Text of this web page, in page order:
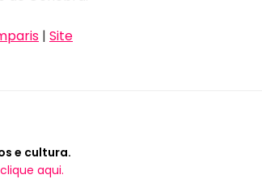
| Site
e cultura.
aqui.